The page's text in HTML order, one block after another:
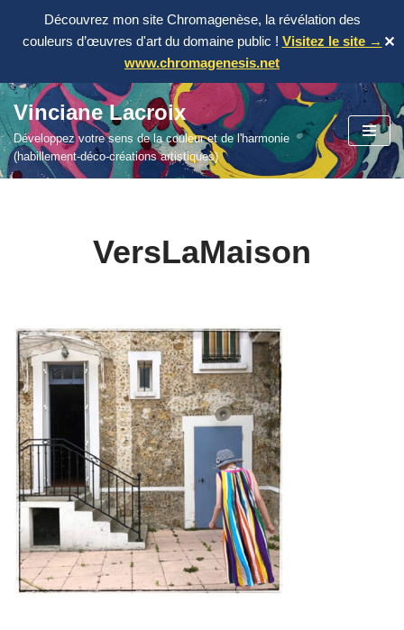
Découvrez mon site Chromagenèse, la révélation des
couleurs d’œuvres d'art du domaine public ! Visitez le site →
www.chromagenesis.net
✕
Aller
au
contenu
Vinciane Lacroix
Développez votre sens de la couleur et de l'harmonie
(habillement-déco-créations artistiques)
VersLaMaison